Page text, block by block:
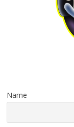
Name